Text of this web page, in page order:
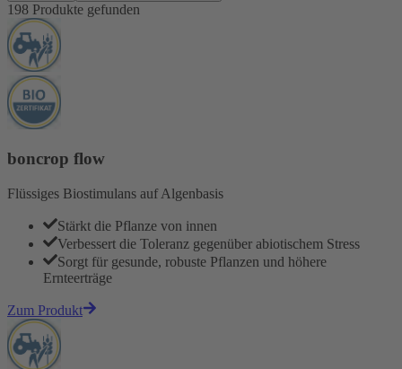
198 Produkte gefunden
boncrop flow
Flüssiges Biostimulans auf Algenbasis
Stärkt die Pflanze von innen
Verbessert die Toleranz gegenüber abiotischem Stress
Sorgt für gesunde, robuste Pflanzen und höhere
Ernteerträge
Zum Produkt